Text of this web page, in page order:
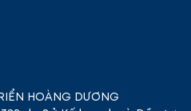
HOÀNG DƯƠNG